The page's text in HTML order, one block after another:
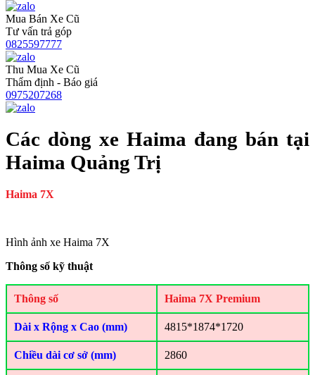
Mua Bán Xe Cũ
Tư vấn trả góp
0825597777
Thu Mua Xe Cũ
Thẩm định - Báo giá
0975207268
Các dòng xe Haima đang bán tại
Haima Quảng Trị
Haima 7X
Hình ảnh xe Haima 7X
Thông số kỹ thuật
Thông số Haima 7X Premium
Dài x Rộng x Cao (mm) 4815*1874*1720
Chiều dài cơ sở (mm) 2860